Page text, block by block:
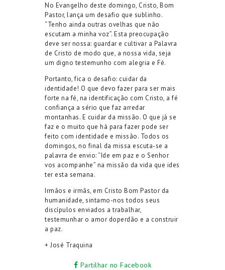
No Evangelho deste domingo, Cristo, Bom
Pastor, lança um desafio que sublinho.
“Tenho ainda outras ovelhas que não
escutam a minha voz”. Esta preocupação
deve ser nossa: guardar e cultivar a Palavra
de Cristo de modo que, a nossa vida, seja
um dignotestemunho com alegria e Fé.
Portanto, fica o desafio: cuidar da
identidade! O que devo fazer para ser mais
forte na fé, na identificação com Cristo, a fé
confiança a sério que faz arredar
montanhas. E cuidar da missão. O que já se
faz e o muito que há para fazer pode ser
feito com identidade e missão. Todos os
domingos, no final da missa escuta-se a
palavra de envio: “Ide em paz e o Senhor
vos acompanhe” na missão da vida que ides
ter esta semana.
Irmãos e irmãs, em Cristo Bom Pastor da
humanidade, sintamo-nos todos seus
discípulos enviados a trabalhar,
testemunhar o amor doperdão e a construir
a paz.
+ José Traquina
Partilhar no Facebook